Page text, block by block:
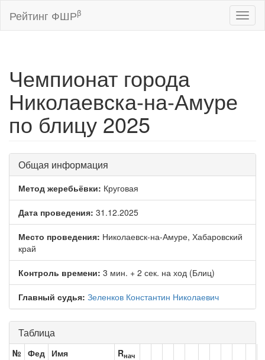
Рейтинг ФШРβ
Чемпионат города
Николаевска-на-Амуре
по блицу 2025
Общая информация
Метод жеребьёвки: Круговая
Дата проведения: 31.12.2025
Место проведения: Николаевск-на-Амуре, Хабаровский
край
Контроль времени: 3 мин. + 2 сек. на ход (Блиц)
Главный судья: Зеленков Константин Николаевич
Таблица
№ Фед Имя
Rнач